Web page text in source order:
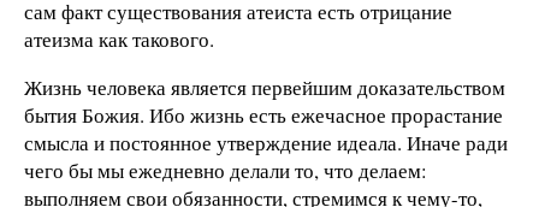
сам факт существования атеиста есть отрицание
атеизма как такового.
Жизнь человека является первейшим доказательством
бытия Божия. Ибо жизнь есть ежечасное прорастание
смысла и постоянное утверждение идеала. Иначе ради
чего бы мы ежедневно делали то, что делаем:
выполняем свои обязанности, стремимся к чему-то,